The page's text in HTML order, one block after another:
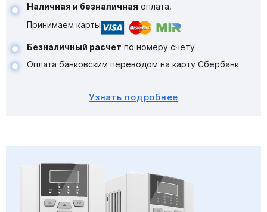
Наличная и безналичная оплата.
Принимаем карты
Безналичный расчет по номеру счету
Оплата банковским переводом на карту Сбербанк
Узнать подробнее